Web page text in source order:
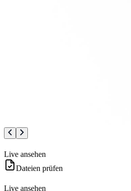
Live ansehen
Dateien prüfen
Live ansehen